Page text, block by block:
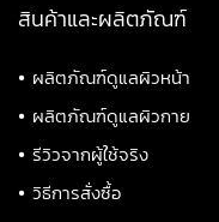
สินค้าและผลิตภัณฑ์
• ผลิตภัณฑ์ดูแลผิวหน้า
• ผลิตภัณฑ์ดูแลผิวกาย
• รีวิวจากผู้ใช้จริง
• วิธีการสั่งซื้อ